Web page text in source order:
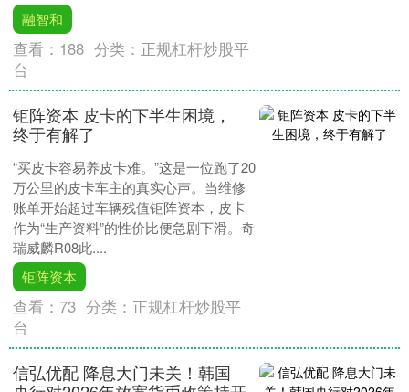
融智和
查看： 188 分类： 正规杠杆炒股平
台
钜阵资本 皮卡的下半生困境，
终于有解了
“买皮卡容易养皮卡难。”这是一位跑了20
万公里的皮卡车主的真实心声。当维修
账单开始超过车辆残值钜阵资本，皮卡
作为“生产资料”的性价比便急剧下滑。奇
瑞威麟R08此....
钜阵资本
查看：73 分类： 正规杠杆炒股平
台
信弘优配 降息大门未关！韩国